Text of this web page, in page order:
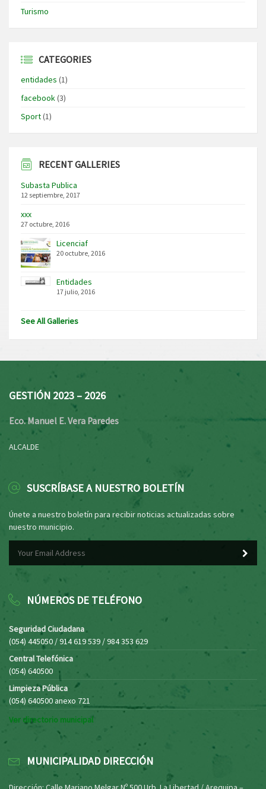
Turismo
CATEGORIES
entidades (1)
facebook(3)
Sport(1)
RECENT GALLERIES
Subasta Publica
12 septiembre, 2017
xxx
27 octubre, 2016
Licenciaf
20 octubre, 2016
Entidades
17 julio, 2016
See All Galleries
GESTIÓN 2023 – 2026
Eco. Manuel E. Vera Paredes
ALCALDE
SUSCRÍBASE A NUESTRO BOLETÍN
Únete a nuestro boletín para recibir noticias actualizadas sobre
nuestro municipio.
NÚMEROS DE TELÉFONO
Seguridad Ciudadana
(054) 445050 / 914 619 539 / 984 353 629
Central Telefónica
(054) 640500
Limpieza Pública
(054) 640500 anexo 721
Ver directorio municipal
MUNICIPALIDAD DIRECCIÓN